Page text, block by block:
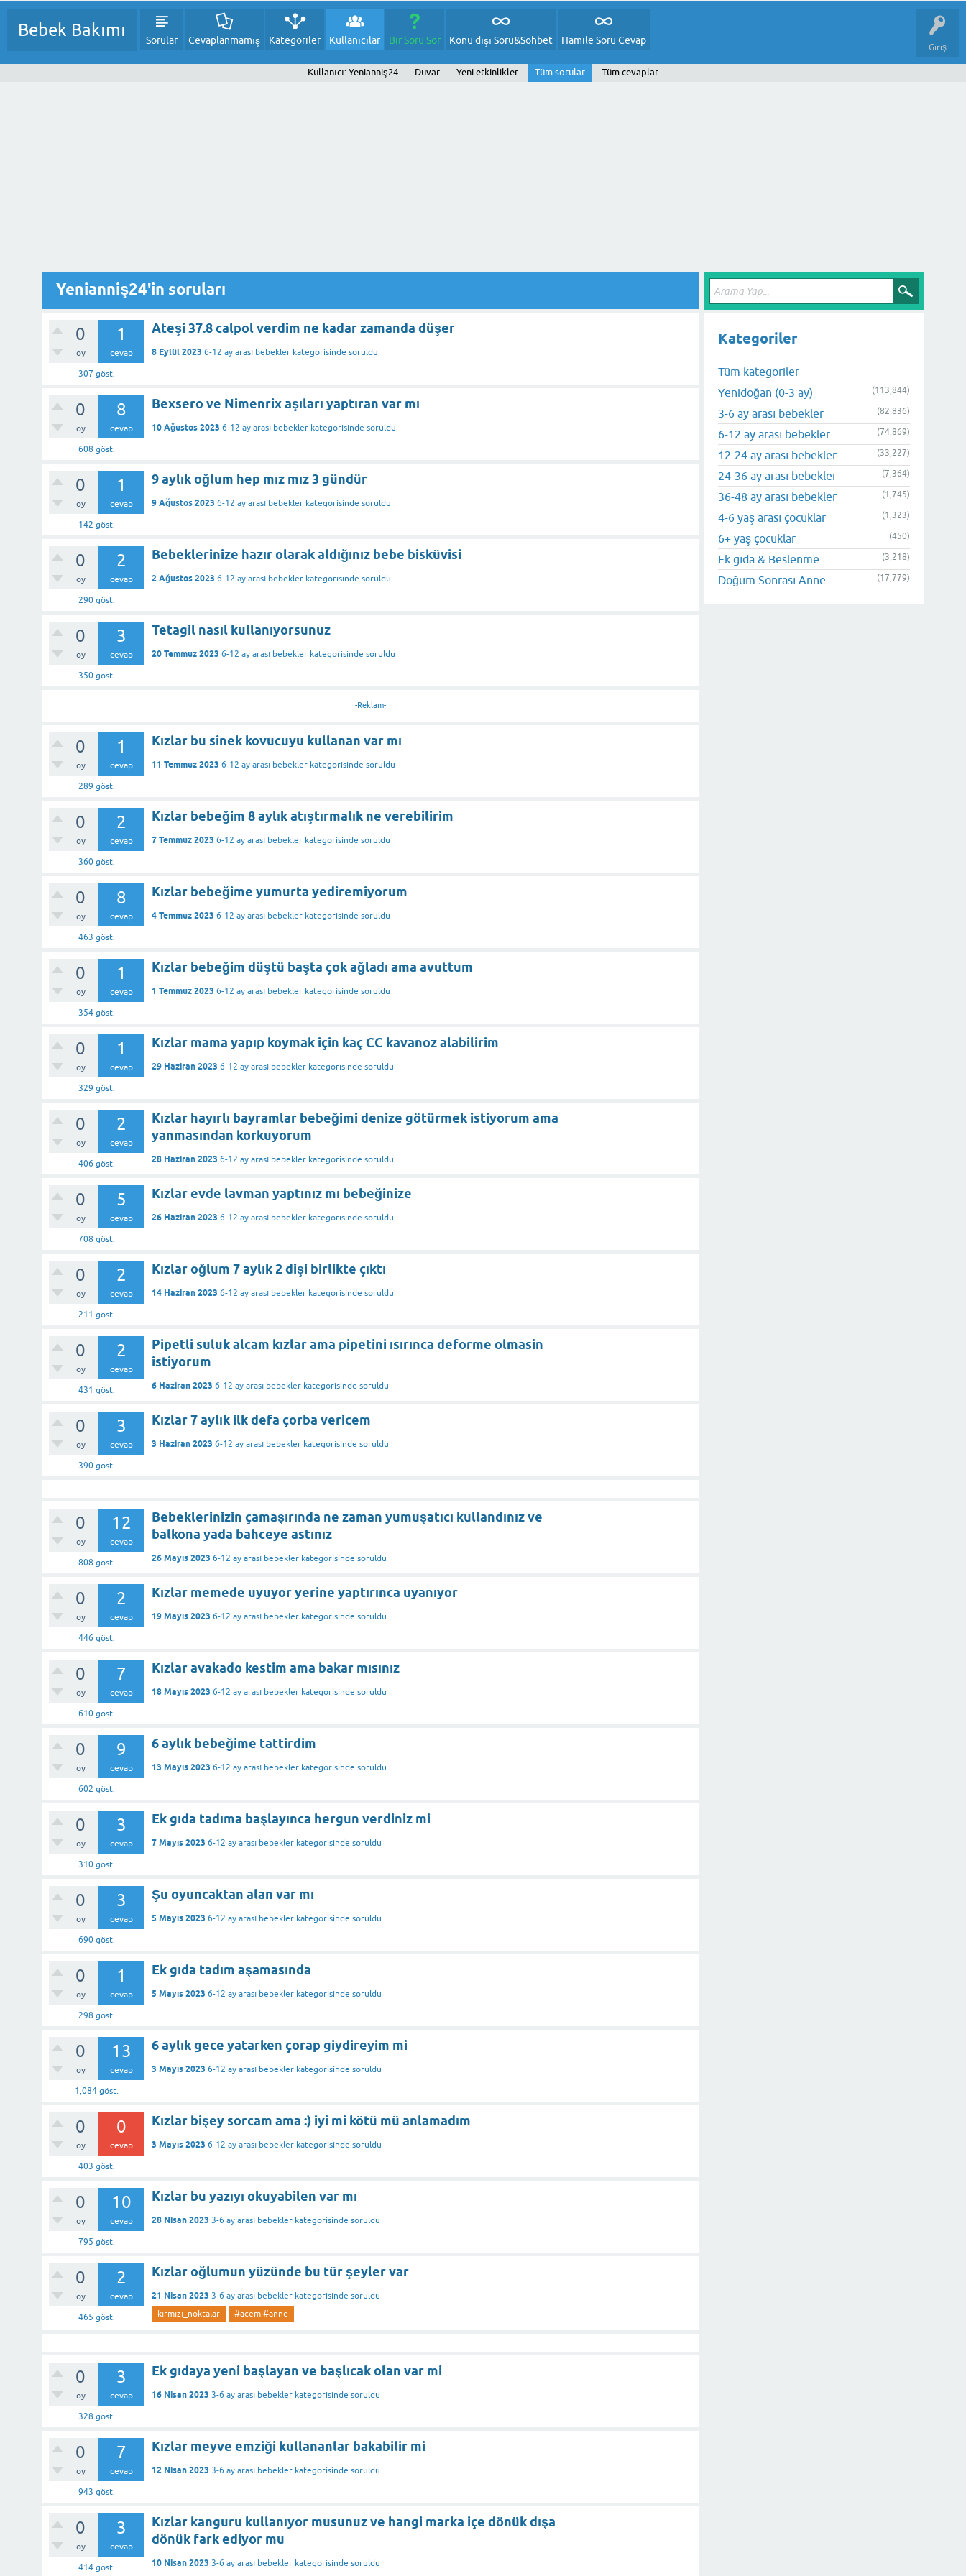
Giriş
Bebek Bakımı
Sorular Cevaplanmamış Kategoriler Kullanıcılar Bir Soru Sor Konu dışı Soru&Sohbet Hamile Soru Cevap
Kullanıcı: Yenianniş24 Duvar Yeni etkinlikler Tüm sorular Tüm cevaplar
Yenianniş24'in soruları
0
oy
1
cevap
307 göst.
Ateşi 37.8 calpol verdim ne kadar zamanda düşer
8 Eylül 2023 6-12 ay arası bebekler kategorisinde soruldu
0
oy
8
cevap
608 göst.
Bexsero ve Nimenrix aşıları yaptıran var mı
10 Ağustos 2023 6-12 ay arası bebekler kategorisinde soruldu
0
oy
1
cevap
142 göst.
9 aylık oğlum hep mız mız 3 gündür
9 Ağustos 2023 6-12 ay arası bebekler kategorisinde soruldu
0
oy
2
cevap
290 göst.
Bebeklerinize hazır olarak aldığınız bebe bisküvisi
2 Ağustos 2023 6-12 ay arası bebekler kategorisinde soruldu
0
oy
3
cevap
350 göst.
Tetagil nasıl kullanıyorsunuz
20 Temmuz 2023 6-12 ay arası bebekler kategorisinde soruldu
-Reklam-
0
oy
1
cevap
289 göst.
Kızlar bu sinek kovucuyu kullanan var mı
11 Temmuz 2023 6-12 ay arası bebekler kategorisinde soruldu
0
oy
2
cevap
360 göst.
Kızlar bebeğim 8 aylık atıştırmalık ne verebilirim
7 Temmuz 2023 6-12 ay arası bebekler kategorisinde soruldu
0
oy
8
cevap
463 göst.
Kızlar bebeğime yumurta yediremiyorum
4 Temmuz 2023 6-12 ay arası bebekler kategorisinde soruldu
0
oy
1
cevap
354 göst.
Kızlar bebeğim düştü başta çok ağladı ama avuttum
1 Temmuz 2023 6-12 ay arası bebekler kategorisinde soruldu
0
oy
1
cevap
329 göst.
Kızlar mama yapıp koymak için kaç CC kavanoz alabilirim
29 Haziran 2023 6-12 ay arası bebekler kategorisinde soruldu
0
oy
2
cevap
406 göst.
Kızlar hayırlı bayramlar bebeğimi denize götürmek istiyorum ama
yanmasından korkuyorum
28 Haziran 2023 6-12 ay arası bebekler kategorisinde soruldu
0
oy
5
cevap
708 göst.
Kızlar evde lavman yaptınız mı bebeğinize
26 Haziran 2023 6-12 ay arası bebekler kategorisinde soruldu
0
oy
2
cevap
211 göst.
Kızlar oğlum 7 aylık 2 dişi birlikte çıktı
14 Haziran 2023 6-12 ay arası bebekler kategorisinde soruldu
0
oy
2
cevap
431 göst.
Pipetli suluk alcam kızlar ama pipetini ısırınca deforme olmasin
istiyorum
6 Haziran 2023 6-12 ay arası bebekler kategorisinde soruldu
0
oy
3
cevap
390 göst.
Kızlar 7 aylık ilk defa çorba vericem
3 Haziran 2023 6-12 ay arası bebekler kategorisinde soruldu
0
oy
12
cevap
808 göst.
Bebeklerinizin çamaşırında ne zaman yumuşatıcı kullandınız ve
balkona yada bahceye astınız
26 Mayıs 2023 6-12 ay arası bebekler kategorisinde soruldu
0
oy
2
cevap
446 göst.
Kızlar memede uyuyor yerine yaptırınca uyanıyor
19 Mayıs 2023 6-12 ay arası bebekler kategorisinde soruldu
0
oy
7
cevap
610 göst.
Kızlar avakado kestim ama bakar mısınız
18 Mayıs 2023 6-12 ay arası bebekler kategorisinde soruldu
0
oy
9
cevap
602 göst.
6 aylık bebeğime tattirdim
13 Mayıs 2023 6-12 ay arası bebekler kategorisinde soruldu
0
oy
3
cevap
310 göst.
Ek gıda tadıma başlayınca hergun verdiniz mi
7 Mayıs 2023 6-12 ay arası bebekler kategorisinde soruldu
0
oy
3
cevap
690 göst.
Şu oyuncaktan alan var mı
5 Mayıs 2023 6-12 ay arası bebekler kategorisinde soruldu
0
oy
1
cevap
298 göst.
Ek gıda tadım aşamasında
5 Mayıs 2023 6-12 ay arası bebekler kategorisinde soruldu
0
oy
13
cevap
1,084 göst.
6 aylık gece yatarken çorap giydireyim mi
3 Mayıs 2023 6-12 ay arası bebekler kategorisinde soruldu
0
oy
0
cevap
403 göst.
Kızlar bişey sorcam ama :) iyi mi kötü mü anlamadım
3 Mayıs 2023 6-12 ay arası bebekler kategorisinde soruldu
0
oy
10
cevap
795 göst.
Kızlar bu yazıyı okuyabilen var mı
28 Nisan 2023 3-6 ay arası bebekler kategorisinde soruldu
0
oy
2
cevap
465 göst.
Kızlar oğlumun yüzünde bu tür şeyler var
21 Nisan 2023 3-6 ay arası bebekler kategorisinde soruldu
kırmızı_noktalar
#acemi#anne
0
oy
3
cevap
328 göst.
Ek gıdaya yeni başlayan ve başlıcak olan var mi
16 Nisan 2023 3-6 ay arası bebekler kategorisinde soruldu
0
oy
7
cevap
943 göst.
Kızlar meyve emziği kullananlar bakabilir mi
12 Nisan 2023 3-6 ay arası bebekler kategorisinde soruldu
0
oy
3
cevap
414 göst.
Kızlar kanguru kullanıyor musunuz ve hangi marka içe dönük dışa
dönük fark ediyor mu
10 Nisan 2023 3-6 ay arası bebekler kategorisinde soruldu
Kategoriler
Tüm kategoriler
Yenidoğan (0-3 ay)
(113,844)
3-6 ay arası bebekler (82,836)
6-12 ay arası bebekler (74,869)
12-24 ay arası bebekler (33,227)
24-36 ay arası bebekler (7,364)
36-48 ay arası bebekler (1,745)
4-6 yaş arası çocuklar (1,323)
6+ yaş çocuklar (450)
Ek gıda & Beslenme (3,218)
Doğum Sonrası Anne (17,779)